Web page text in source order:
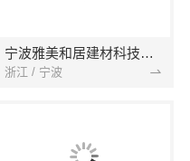
宁波雅美和居建材科技有限公司
浙江 / 宁波